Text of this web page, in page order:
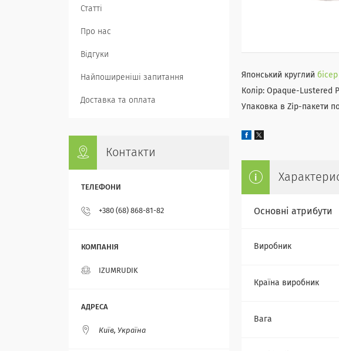
Японський круглий
Колір: Opaque-Lustered
Упаковка в Zip-пакети
Основні атрибути
Виробник
Країна виробник
Вага
Статті
Про нас
Відгуки
Найпоширеніші запитання
Доставка та оплата
Контакти
+380 (68) 868-81-82
IZUMRUDIK
Київ, Україна